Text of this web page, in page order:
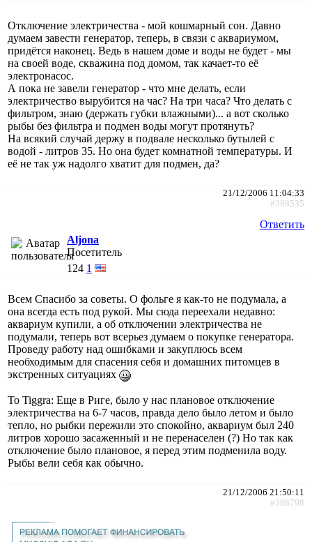
Отключение электричества - мой кошмарный сон. Давно
думаем завести генератор, теперь, в связи с аквариумом,
придётся наконец. Ведь в нашем доме и воды не будет - мы
на своей воде, скважина под домом, так качает-то её
электронасос.
А пока не завели генератор - что мне делать, если
электричество вырубится на час? На три часа? Что делать с
фильтром, знаю (держать губки влажными)... а вот сколько
рыбы без фильтра и подмен воды могут протянуть?
На всякий случай держу в подвале несколько бутылей с
водой - литров 35. Но она будет комнатной температуры. И
её не так уж надолго хватит для подмен, да?
21/12/2006 11:04:33
#388535
Ответить
Aljona
Посетитель
124 1
Всем Спасибо за советы. О фольге я как-то не подумала, а
она всегда есть под рукой. Мы сюда переехали недавно:
аквариум купили, а об отключении электричества не
подумали, теперь вот всерьез думаем о покупке генератора.
Проведу работу над ошибками и закуплюсь всем
необходимым для спасения себя и домашних питомцев в
экстренных ситуациях
То Tiggra: Еще в Риге, было у нас плановое отключение
электричества на 6-7 часов, правда дело было летом и было
тепло, но рыбки пережили это спокойно, аквариум был 240
литров хорошо засаженный и не перенаселен (?) Но так как
отключение было плановое, я перед этим подменила воду.
Рыбы вели себя как обычно.
21/12/2006 21:50:11
#388798